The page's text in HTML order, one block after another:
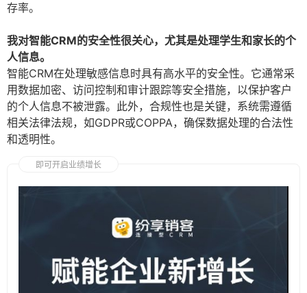
存率。
我对智能CRM的安全性很关心，尤其是处理学生和家长的个
人信息。
智能CRM在处理敏感信息时具有高水平的安全性。它通常采
用数据加密、访问控制和审计跟踪等安全措施，以保护客户
的个人信息不被泄露。此外，合规性也是关键，系统需遵循
相关法律法规，如GDPR或COPPA，确保数据处理的合法性
和透明性。
即可开启业绩增长